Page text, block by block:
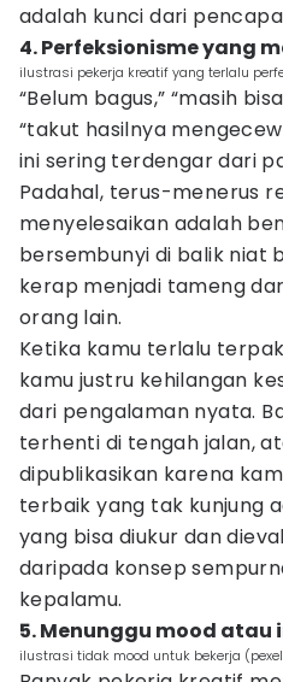
adalah kunci dari
4. Perfeksionisme yang
ilustrasi pekerja kreatif yang terlalu
“Belum bagus,” “masih
“takut hasilnya
ini sering terdengar dari
Padahal, terus-menerus
menyelesaikan adalah
bersembunyi di balik niat
kerap menjadi tameng
orang lain.
Ketika kamu terlalu
kamu justru kehilangan
dari pengalaman nyata.
terhenti di tengah jalan,
dipublikasikan karena
terbaik yang tak kunjung
yang bisa diukur dan
daripada konsep
kepalamu.
5. Menunggu mood
ilustrasi tidak mood untuk bekerja